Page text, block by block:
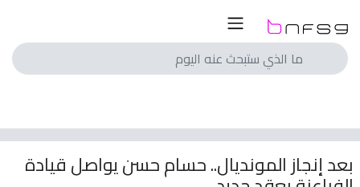
بعد إنجاز المونديال.. حسام حسن يواصل قيادة